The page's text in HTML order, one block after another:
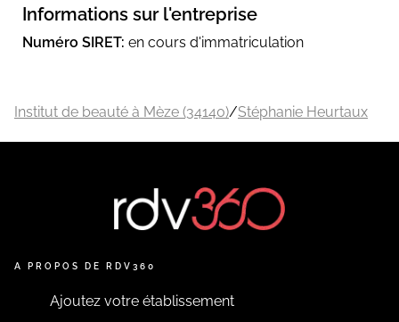
Informations sur l'entreprise
Numéro SIRET: en cours d'immatriculation
Institut de beauté à Mèze (34140)/Stéphanie Heurtaux
A PROPOS DE RDV360
Ajoutez votre établissement